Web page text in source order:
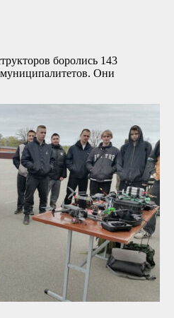
боролись 143
Они